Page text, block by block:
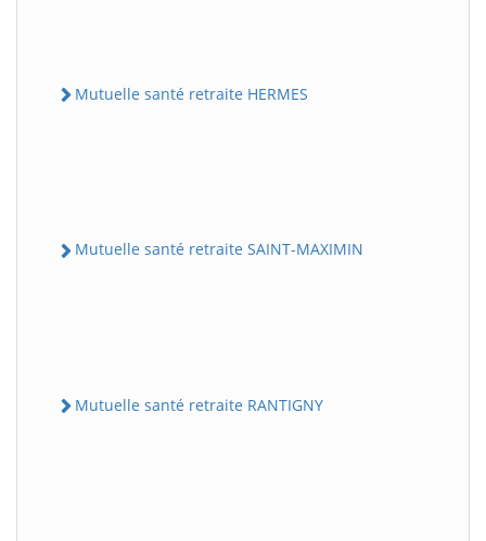
Mutuelle santé retraite HERMES
Mutuelle santé retraite SAINT-MAXIMIN
Mutuelle santé retraite RANTIGNY